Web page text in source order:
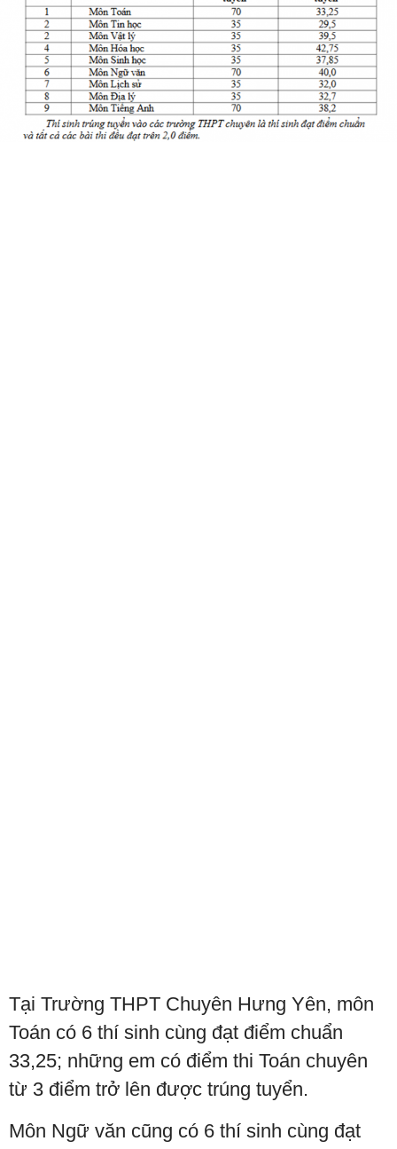
Tại Trường THPT Chuyên Hưng Yên, môn
Toán có 6 thí sinh cùng đạt điểm chuẩn
33,25; những em có điểm thi Toán chuyên
từ 3 điểm trở lên được trúng tuyển.
Môn Ngữ văn cũng có 6 thí sinh cùng đạt